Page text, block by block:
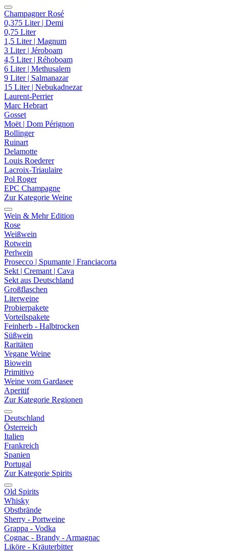
Champagner Rosé
0,375 Liter | Demi
0,75 Liter
1,5 Liter | Magnum
3 Liter | Jéroboam
4,5 Liter | Réhoboam
6 Liter | Methusalem
9 Liter | Salmanazar
15 Liter | Nebukadnezar
Laurent-Perrier
Marc Hebrart
Gosset
Moët | Dom Pérignon
Bollinger
Ruinart
Delamotte
Louis Roederer
Lacroix-Triaulaire
Pol Roger
EPC Champagne
Zur Kategorie Weine
Wein & Mehr Edition
Rose
Weißwein
Rotwein
Perlwein
Prosecco | Spumante | Franciacorta
Sekt | Cremant | Cava
Sekt aus Deutschland
Großflaschen
Literweine
Probierpakete
Vorteilspakete
Feinherb - Halbtrocken
Süßwein
Raritäten
Vegane Weine
Biowein
Primitivo
Weine vom Gardasee
Aperitif
Zur Kategorie Regionen
Deutschland
Österreich
Italien
Frankreich
Spanien
Portugal
Zur Kategorie Spirits
Old Spirits
Whisky
Obstbrände
Sherry - Portweine
Grappa - Vodka
Cognac - Brandy - Armagnac
Liköre - Kräuterbitter